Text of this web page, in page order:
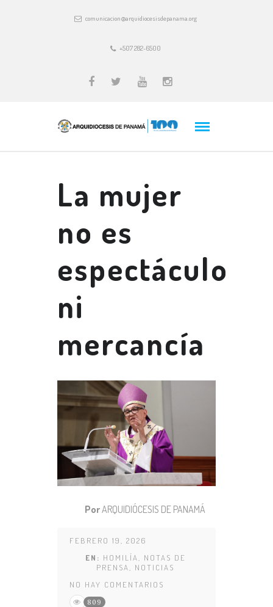
comunicacion@arquidiocesisdepanama.org
+507 282-6500
La mujer
no es
espectáculo
ni
mercancía
PorARQUIDIÓCESIS DE PANAMÁ
FEBRERO 19, 2026
EN: HOMILÍA, NOTAS DE
PRENSA, NOTICIAS
NO HAY COMENTARIOS
809